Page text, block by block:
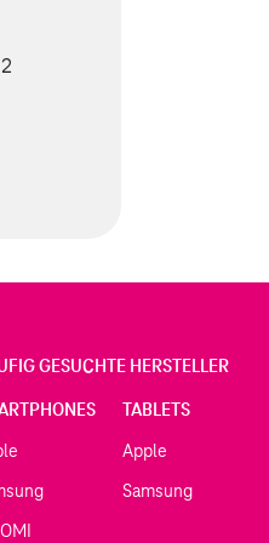
GESUCHTE HERSTELLER
TABLETS
Apple
Samsung